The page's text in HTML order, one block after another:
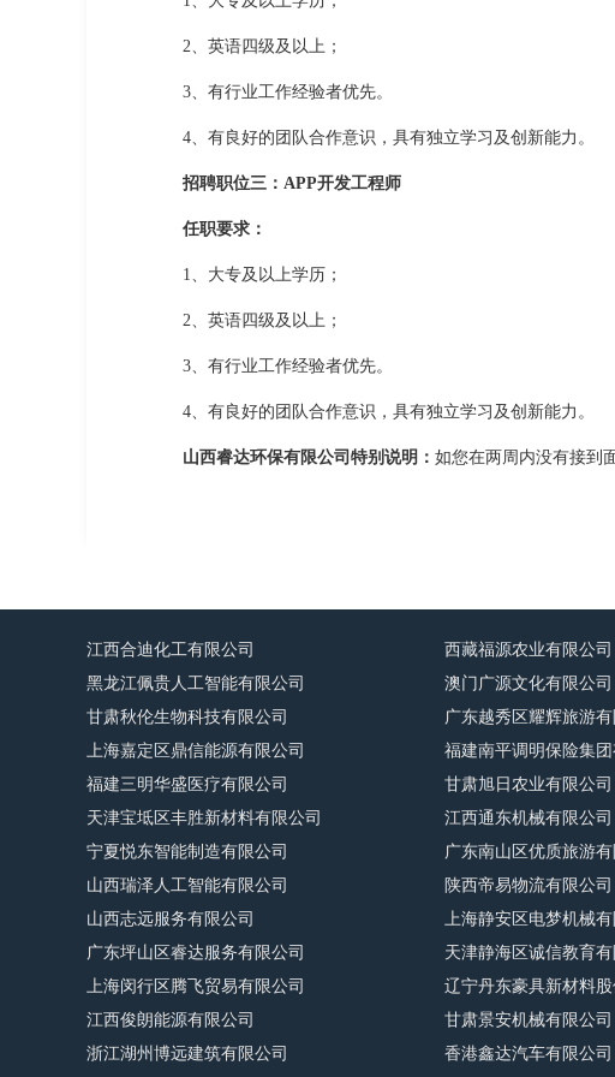
2、英语四级及以上；
3、有行业工作经验者优先。
4、有良好的团队合作意识，具有独立学习及创新能力。
招聘职位三：APP开发工程师
任职要求：
1、大专及以上学历；
2、英语四级及以上；
3、有行业工作经验者优先。
4、有良好的团队合作意识，具有独立学习及创新能力。
山西睿达环保有限公司特别说明： 如您在两周内没有接到
江西合迪化工有限公司 西藏福源农业有限公司
黑龙江佩贵人工智能有限公司
澳门广源文化有限公司
甘肃秋伦生物科技有限公司
广东越秀区耀辉旅游有
上海嘉定区鼎信能源有限公司
福建南平调明保险集团
福建三明华盛医疗有限公司
甘肃旭日农业有限公司
天津宝坻区丰胜新材料有限公司
江西通东机械有限公司
宁夏悦东智能制造有限公司
广东南山区优质旅游有
山西瑞泽人工智能有限公司
陕西帝易物流有限公司
山西志远服务有限公司
上海静安区电梦机械有
广东坪山区睿达服务有限公司
天津静海区诚信教育有
上海闵行区腾飞贸易有限公司
辽宁丹东豪具新材料股
江西俊朗能源有限公司
甘肃景安机械有限公司
浙江湖州博远建筑有限公司
香港鑫达汽车有限公司